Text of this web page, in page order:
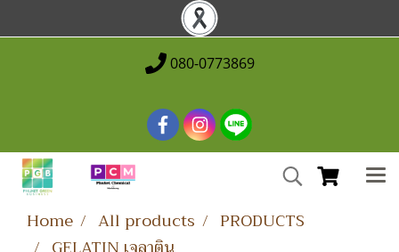
080-0773869
Home All products
PRODUCTS